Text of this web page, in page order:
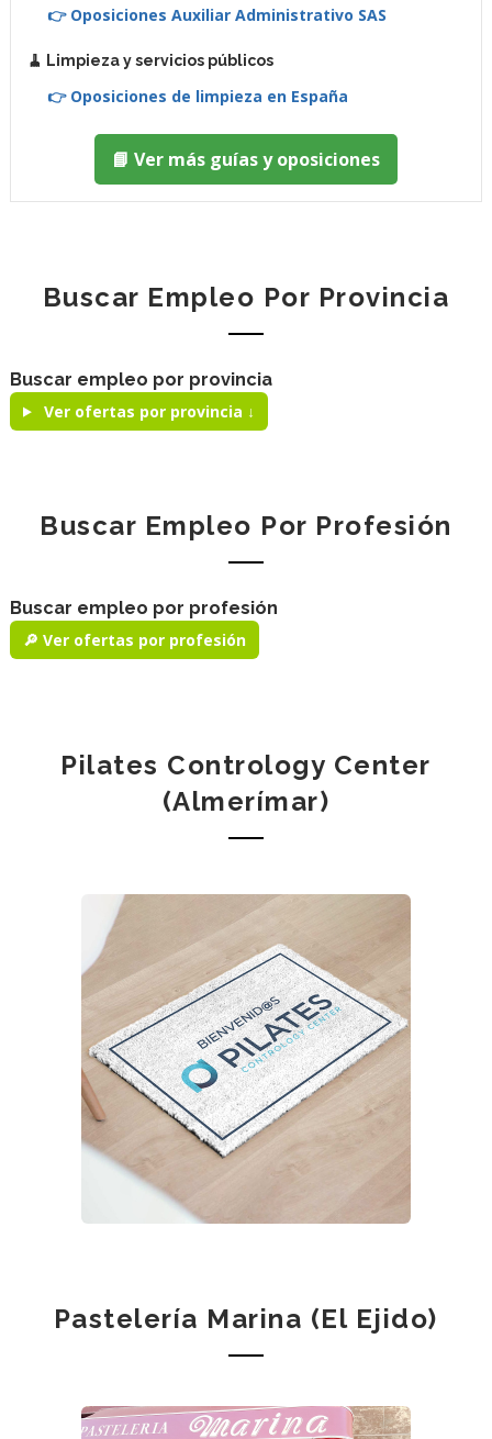
👉 Oposiciones Auxiliar Administrativo SAS
🧹 Limpieza y servicios públicos
👉 Oposiciones de limpieza en España
📘 Ver más guías y oposiciones
Buscar Empleo Por Provincia
Buscar empleo por provincia
Ver ofertas por provincia ↓
Buscar Empleo Por Profesión
Buscar empleo por profesión
🔎 Ver ofertas por profesión
Pilates Contrology Center
(Almerímar)
Pastelería Marina (El Ejido)